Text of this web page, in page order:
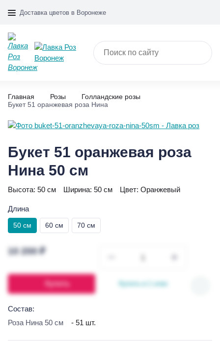
Доставка цветов в Воронеже
Главная Розы
Голландские розы
Букет 51 оранжевая роза Нина
Букет 51 оранжевая роза
Нина 50 см
Высота: 50 см Ширина: 50 см Цвет: Оранжевый
Длина
50 см 60 см 70 см
10 200 ₽
Купить Купить в 1 клик
Состав:
Роза Нина 50 см
- 51 шт.